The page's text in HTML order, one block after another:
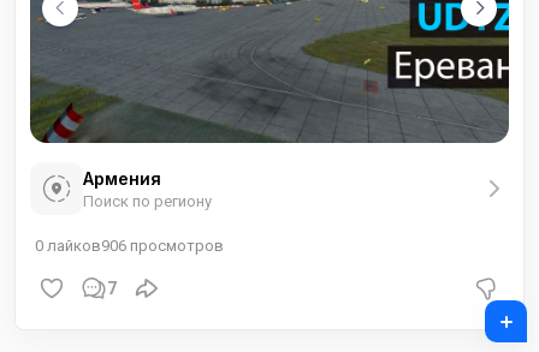
Армения
Поиск по региону
0 лайков906 просмотров
7
+